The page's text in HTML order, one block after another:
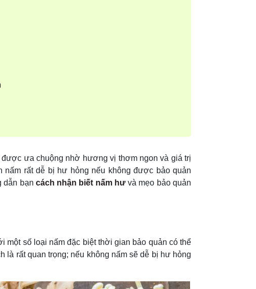
ưa chuộng nhờ hương vị thơm ngon và giá trị
rất dễ bị hư hỏng nếu không được bảo quản
dẫn bạn cách nhận biết nấm hưvà mẹo bảo quản
số loại nấm đặc biệt thời gian bảo quản có thể
là rất quan trọng; nếu không nấm sẽ dễ bị hư hỏng